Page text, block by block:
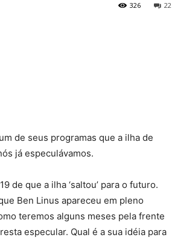
22
326
de seus programas que a ilha de
já especulávamos.
de que a ilha ‘saltou’ para o futuro.
Ben Linus apareceu em pleno
teremos alguns meses pela frente
especular. Qual é a sua idéia para